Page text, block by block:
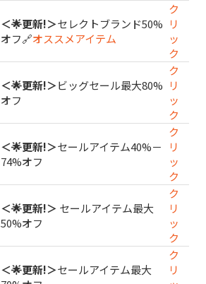
＜🌟更新!＞セレクトブランド50%
オフ🔗オススメアイテム
ク
リ
ッ
ク
＜🌟更新!＞ビッグセール最大80%
オフ
ク
リ
ッ
ク
＜🌟更新!＞セールアイテム40%－
74%オフ
ク
リ
ッ
ク
＜🌟更新!＞ セールアイテム最大
50%オフ
ク
リ
ッ
ク
＜🌟更新!＞セールアイテム最大
ク
リ